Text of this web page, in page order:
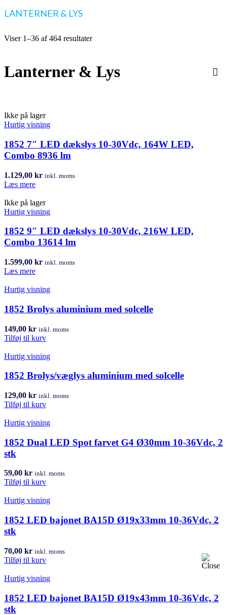
LANTERNER & LYS
Viser 1–36 af 464 resultater
Lanterner & Lys
Ikke på lager
Hurtig visning
1852 7″ LED dækslys 10-30Vdc, 164W LED,
Combo 8936 lm
1.129,00 kr inkl. moms
Læs mere
Ikke på lager
Hurtig visning
1852 9″ LED dækslys 10-30Vdc, 216W LED,
Combo 13614 lm
1.599,00 kr inkl. moms
Læs mere
Hurtig visning
1852 Brolys aluminium med solcelle
149,00 kr inkl. moms
Tilføj til kurv
Hurtig visning
1852 Brolys/væglys aluminium med solcelle
129,00 kr inkl. moms
Tilføj til kurv
Hurtig visning
1852 Dual LED Spot farvet G4 Ø30mm 10-36Vdc, 2
stk
59,00 kr inkl. moms
Tilføj til kurv
Hurtig visning
1852 LED bajonet BA15D Ø19x33mm 10-36Vdc, 2
stk
70,00 kr inkl. moms
Tilføj til kurv
Hurtig visning
1852 LED bajonet BA15D Ø19x43mm 10-36Vdc, 2
stk